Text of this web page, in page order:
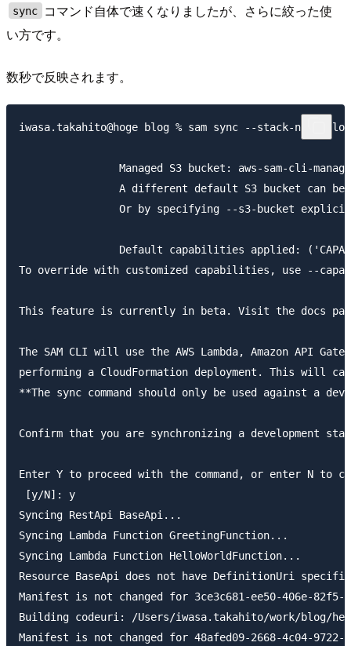
sync
コマンド自体で速くなりましたが、さらに絞った使
い方です。
数秒で反映されます。
iwasa.takahito@hoge blog % sam sync --stack-name
Managed S3 bucket: aws-sam-cli-
A different default S3 bucket can be
Or by specifying --s3-bucket
Default capabilities applied:
To override with customized capabilities, use --
This feature is currently in beta. Visit the docs page
The SAM CLI will use the AWS Lambda, Amazon API
performing a CloudFormation deployment. This will
**The sync command should only be used against a
Confirm that you are synchronizing a development
Enter Y to proceed with the command, or enter N to
[y/N]: y
Syncing RestApi BaseApi...
Syncing Lambda Function GreetingFunction...
Syncing Lambda Function HelloWorldFunction...
Resource BaseApi does not have DefinitionUri
Manifest is not changed for 3ce3c681-ee50-406e-
Building codeuri: /Users/iwasa.takahito/work/blog/
Manifest is not changed for 48afed09-2668-4c04-